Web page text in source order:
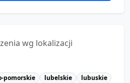
wg lokalizacji
pomorskie lubelskie
lubuskie